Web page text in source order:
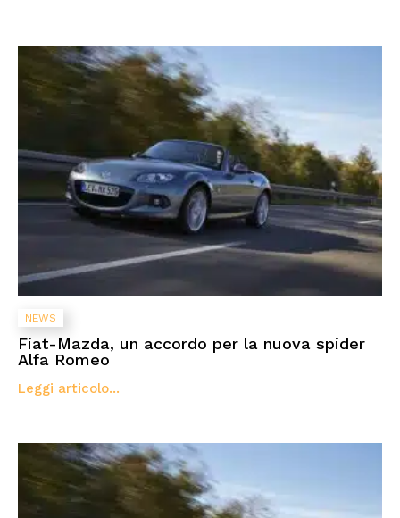
NEWS
Fiat-Mazda, un accordo per la nuova spider
Alfa Romeo
Leggi articolo...